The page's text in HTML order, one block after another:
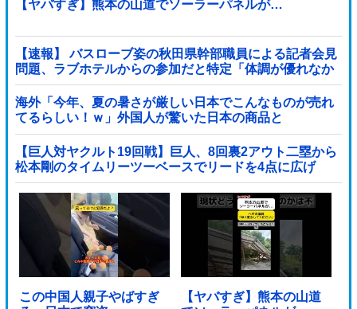
【ヤバすぎ】熊本の山道でソーラーパネルが…
【速報】 バスローブ姿の秋田県幹部職員による記者会見
問題、ラブホテルからの参加だと特定「体調が優れなか
ったため...」とは何だったのか
海外「今年、夏の暑さが厳しい日本でこんなものが売れ
てるらしい！ｗ」外国人が驚いた日本の商品と
は・・・？【海外の反応】
【巨人対ヤクルト19回戦】巨人、8回裏2アウト二塁から
松本剛のタイムリーツーベースでリードを4点に広げ
る！！！！！！！！他
この中国人親子やばすぎ
【ヤバすぎ】熊本の山道